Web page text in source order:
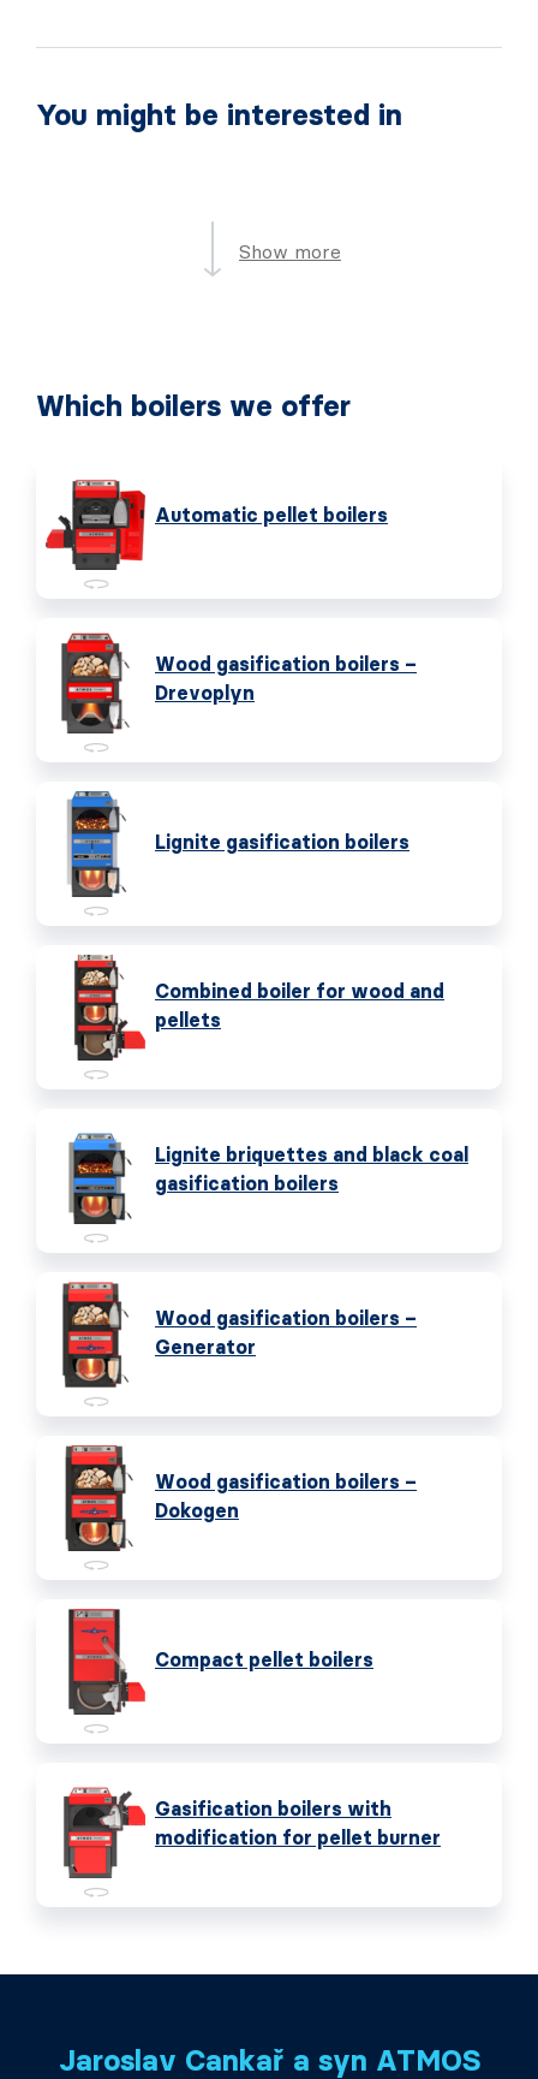
You might be interested in
Show more
Which boilers we offer
Automatic pellet boilers
Wood gasification boilers –
Drevoplyn
Lignite gasification boilers
Combined boiler for wood and
pellets
Lignite briquettes and black coal
gasification boilers
Wood gasification boilers –
Generator
Wood gasification boilers –
Dokogen
Compact pellet boilers
Gasification boilers with
modification for pellet burner
Jaroslav Cankař a syn ATMOS